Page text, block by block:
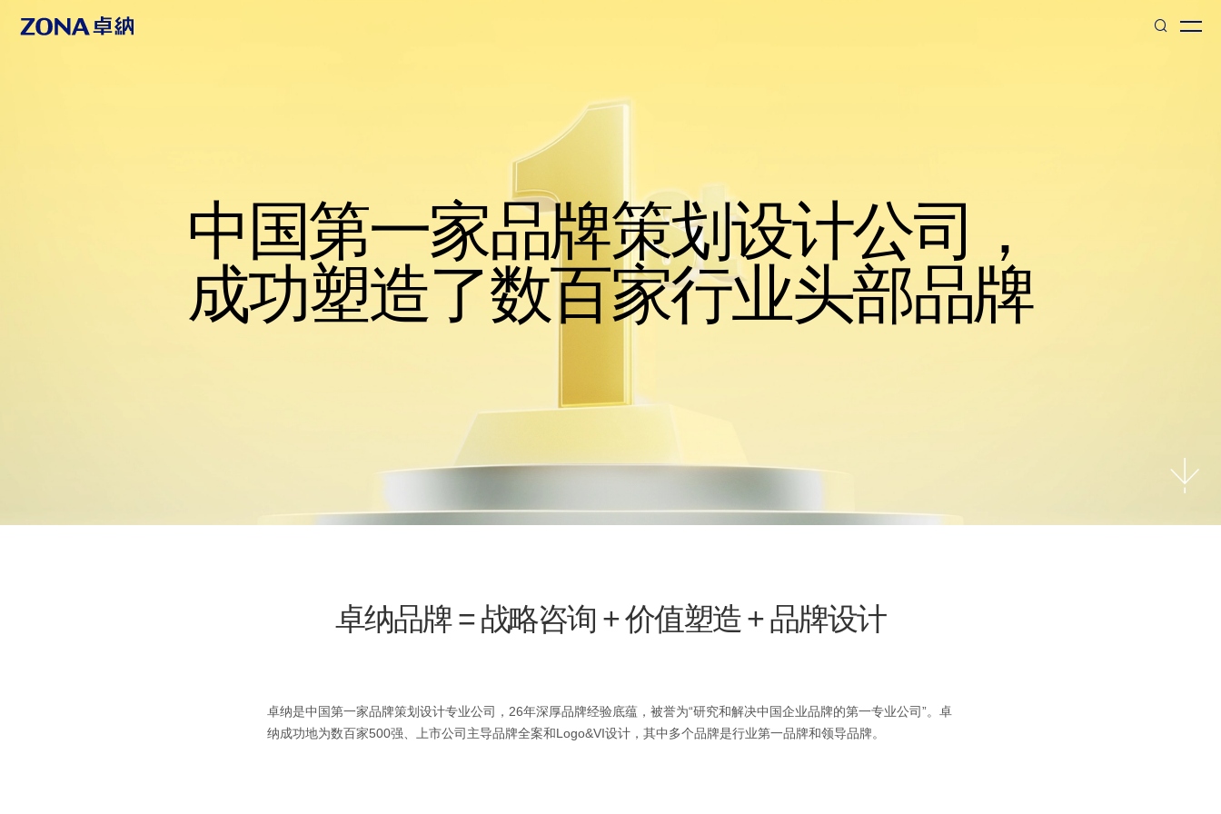
卓纳品牌 = 战略咨询 + 价值塑造 + 品牌设计
卓纳是中国第一家品牌策划设计专业公司，26年深厚品牌经验底蕴，被誉为“研究和解决中国企业品牌的第一专业公司”。卓
纳成功地为数百家500强、上市公司主导品牌全案和Logo&VI设计，其中多个品牌是行业第一品牌和领导品牌。